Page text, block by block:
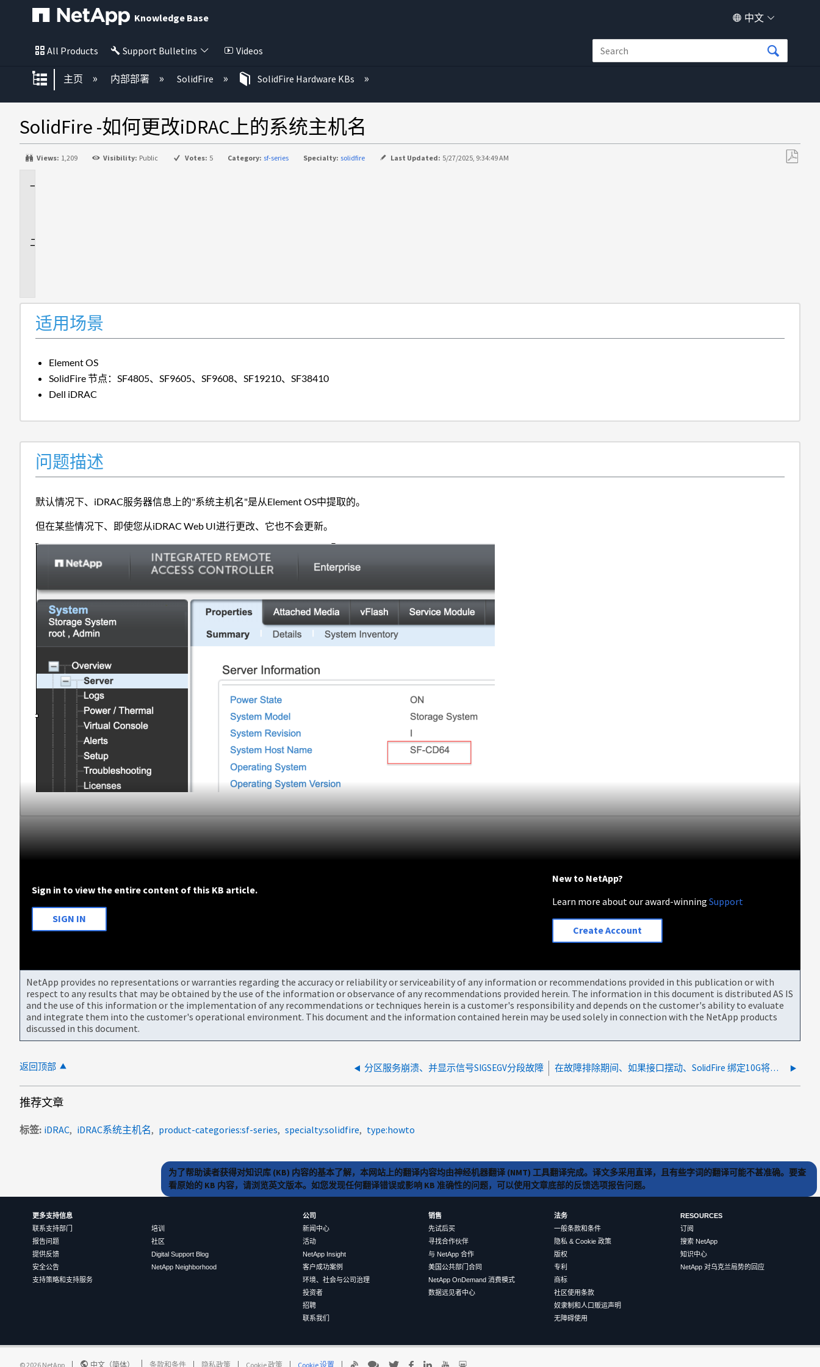
Knowledge Base 中文
All Products Support Bulletins Videos
扩展/隐缩全局层次
主页 内部部署 SolidFire SolidFire Hardware KBs
SolidFire -如何更改iDRAC上的系统主机名
Views: 1,209 Visibility: Public Votes: 5 Category: sf-series Specialty: solidfire Last Updated: 5/27/2025, 9:34:49 AM
适用场景
Element OS
SolidFire 节点：SF4805、SF9605、SF9608、SF19210、SF38410
Dell iDRAC
问题描述
默认情况下、iDRAC服务器信息上的"系统主机名"是从Element OS中提取的。
但在某些情况下、即使您从iDRAC Web UI进行更改、它也不会更新。
Sign in to view the entire content of this KB article.
SIGN IN
New to NetApp?
Learn more about our award-winningSupport
Create Account
NetApp provides no representations or warranties regarding the accuracy or reliability or serviceability of any information or recommendations provided in this publication or with
respect to any results that may be obtained by the use of the information or observance of any recommendations provided herein. The information in this document is distributed AS IS
and the use of this information or the implementation of any recommendations or techniques herein is a customer's responsibility and depends on the customer's ability to evaluate
and integrate them into the customer's operational environment. This document and the information contained herein may be used solely in connection with the NetApp products
discussed in this document.
返回顶部 分区服务崩溃、并显示信号SIGSEGV分段故障 在故障排除期间、如果接口摆动、SolidFire 绑定10G将关闭
推荐文章
标签 iDRAC iDRAC系统主机名 product-categories:sf-series specialty:solidfire type:howto
为了帮助读者获得对知识库 (KB) 内容的基本了解，本网站上的翻译内容均由神经机器翻译 (NMT) 工具翻译完成。译文多采用直译，且有些字词的翻译可能不甚准确。要查
看原始的 KB 内容，请浏览英文版本。如您发现任何翻译错误或影响 KB 准确性的问题，可以使用文章底部的反馈选项报告问题。
更多支持信息
联系支持部门
报告问题
提供反馈
安全公告
支持策略和支持服务
培训
社区
Digital Support Blog
NetApp Neighborhood
公司
新闻中心
活动
NetApp Insight
客户成功案例
环境、社会与公司治理
投资者
招聘
联系我们
销售
先试后买
寻找合作伙伴
与 NetApp 合作
美国公共部门合同
NetApp OnDemand 消费模式
数据远见者中心
法务
一般条款和条件
隐私 & Cookie 政策
版权
专利
商标
社区使用条款
奴隶制和人口贩运声明
无障碍使用
RESOURCES
订阅
搜索 NetApp
知识中心
NetApp 对乌克兰局势的回应
©2026 NetApp 中文（简体） 条款和条件 隐私政策 Cookie 政策 Cookie 设置